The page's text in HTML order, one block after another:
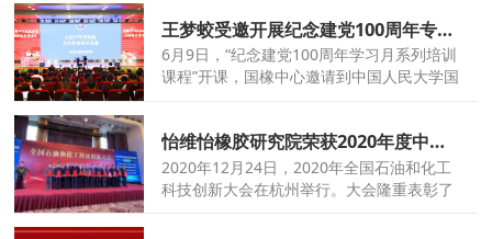
题讲座。
王梦蛟受邀开展纪念建党100周年专题讲座
6月9日，“纪念建党100周年学习月系列培训
课程”开课，国橡中心邀请到中国人民大学国
和国橡中心首席科学家、怡维怡橡胶研究院
院长王梦蛟博士进行专题讲座。
怡维怡橡胶研究院荣获2020年度中国石化联合会技术发明一等奖
2020年12月24日，2020年全国石油和化工
科技创新大会在杭州举行。大会隆重表彰了